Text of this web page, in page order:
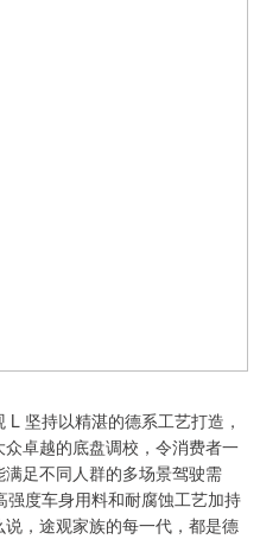
坚持以精湛的德系工艺打造，
卓越的底盘调校，令消费者一
足不同人群的多场景驾驶需
度车身用料和耐腐蚀工艺加持
，途观家族的每一代，都是德